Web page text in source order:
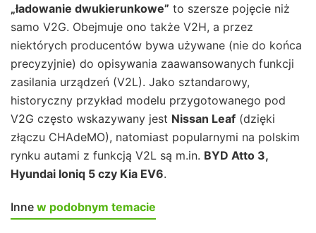
„ładowanie dwukierunkowe” to szersze pojęcie niż
samo V2G. Obejmuje ono także V2H, a przez
niektórych producentów bywa używane (nie do końca
precyzyjnie) do opisywania zaawansowanych funkcji
zasilania urządzeń (V2L). Jako sztandarowy,
historyczny przykład modelu przygotowanego pod
V2G często wskazywany jest Nissan Leaf (dzięki
złączu CHAdeMO), natomiast popularnymi na polskim
rynku autami z funkcją V2L są m.in. BYD Atto 3,
Hyundai Ioniq 5 czy Kia EV6.
Inne w podobnym temacie